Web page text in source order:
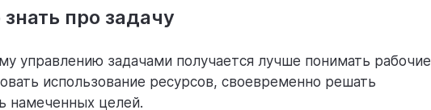
про задачу
управлению задачами получается лучше понимать рабочие
использование ресурсов, своевременно решать
намеченных целей.